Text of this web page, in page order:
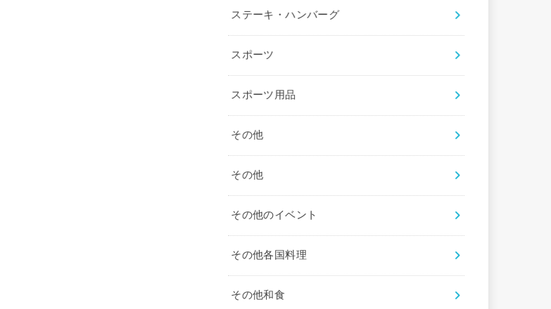
ステーキ・ハンバーグ
スポーツ
スポーツ用品
その他
その他
その他のイベント
その他各国料理
その他和食